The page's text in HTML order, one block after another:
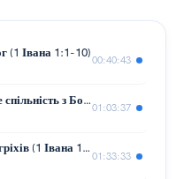
(1 Івана 1:1-10)
00:40:43
Ch1-2. Чи ви справді маєте спільність з Богом? (1 Івана 1:1-10)
01:03:37
Ch1-3. Два види визнання гріхів (1 Івана 1:8-10)
01:33:33